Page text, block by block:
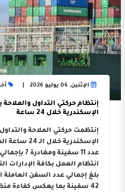
الإثنين, 06 يوليو 2026
إنتظام حركتي التداول والملاحة
الإسكندرية خلال 24 ساعة
إنتظمت حركتي الملاحة والتداول
الإسكندرية
انتظام العمل بكافة الإدارات
بلغ إجمالي عدد السفن العاملة
42 سفينة بما يعكس كفاءة